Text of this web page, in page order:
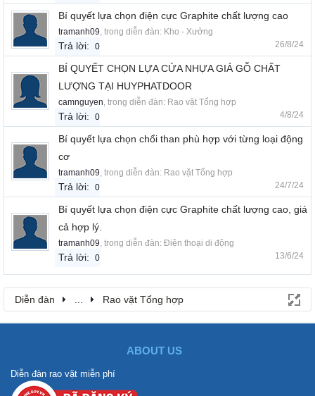
Bí quyết lựa chọn điện cực Graphite chất lượng cao
tramanh09, trong diễn đàn: Kho - Xưởng
Trả lời: 0 26/8/24
BÍ QUYẾT CHỌN LỰA CỬA NHỰA GIẢ GỖ CHẤT
LƯỢNG TẠI HUYPHATDOOR
camnguyen, trong diễn đàn: Rao vặt Tổng hợp
Trả lời: 0 4/8/24
Bí quyết lựa chọn chổi than phù hợp với từng loại động
cơ
tramanh09, trong diễn đàn: Rao vặt Tổng hợp
Trả lời: 0 24/7/24
Bí quyết lựa chọn điện cực Graphite chất lượng cao, giá
cả hợp lý.
tramanh09, trong diễn đàn: Điện thoại di động
Trả lời: 0 13/6/24
Diễn đàn ... Rao vặt Tổng hợp
ABOUT US
Diễn đàn rao vặt miễn phí